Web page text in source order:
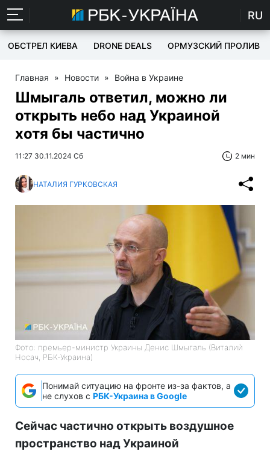
RU
ОБСТРЕЛ КИЕВА DRONE DEALS ОРМУЗСКИЙ ПРОЛИВ
Главная » Новости » Война в Украине
Шмыгаль ответил, можно ли
открыть небо над Украиной
хотя бы частично
11:27 30.11.2024 Сб 2 мин
НАТАЛИЯ ГУРКОВСКАЯ
Фото: премьер-министр Украины Денис Шмыгаль (Виталий
Носач, РБК-Украина)
Понимай ситуацию на фронте из-за фактов, а
не слухов с РБК-Украина в Google
Сейчас частично открыть воздушное
пространство над Украиной